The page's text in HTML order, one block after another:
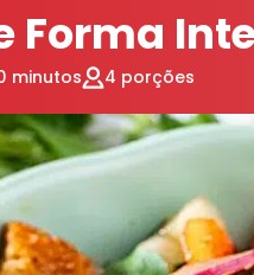
Forma
minutos 4 porções